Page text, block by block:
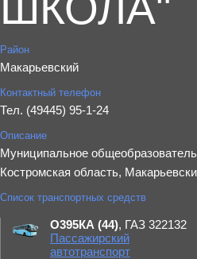
Район
Макарьевский
Контактный телефон
Тел. (49445) 95-1-24
Описание
Муниципальное
Костромская область,
Список транспортных средств
О395КА (44), ГАЗ 322132
Пассажирский
автотранспорт